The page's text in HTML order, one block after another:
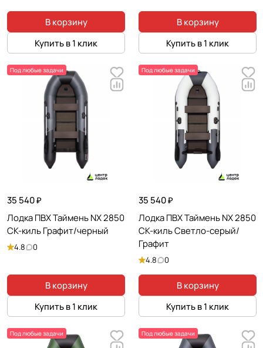
В корзину
Купить в 1 клик
В корзину
Купить в 1 клик
Под любые задачи
35 540 ₽
Лодка ПВХ Таймень NX 2850
СК-киль Графит/черный
4.8 0
В корзину
Купить в 1 клик
Под любые задачи
35 540 ₽
Лодка ПВХ Таймень NX 2850
СК-киль Светло-серый/
Графит
4.8 0
В корзину
Купить в 1 клик
Под любые задачи Под любые задачи